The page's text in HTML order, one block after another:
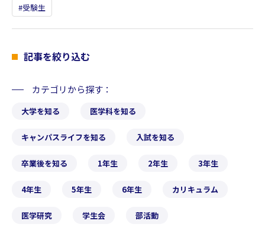
受験生
記事を絞り込む
カテゴリから探す
大学を知る 医学科を知る
キャンパスライフを知る 入試を知る
卒業後を知る 1年生 2年生 3年生
4年生 5年生 6年生 カリキュラム
医学研究 学生会 部活動